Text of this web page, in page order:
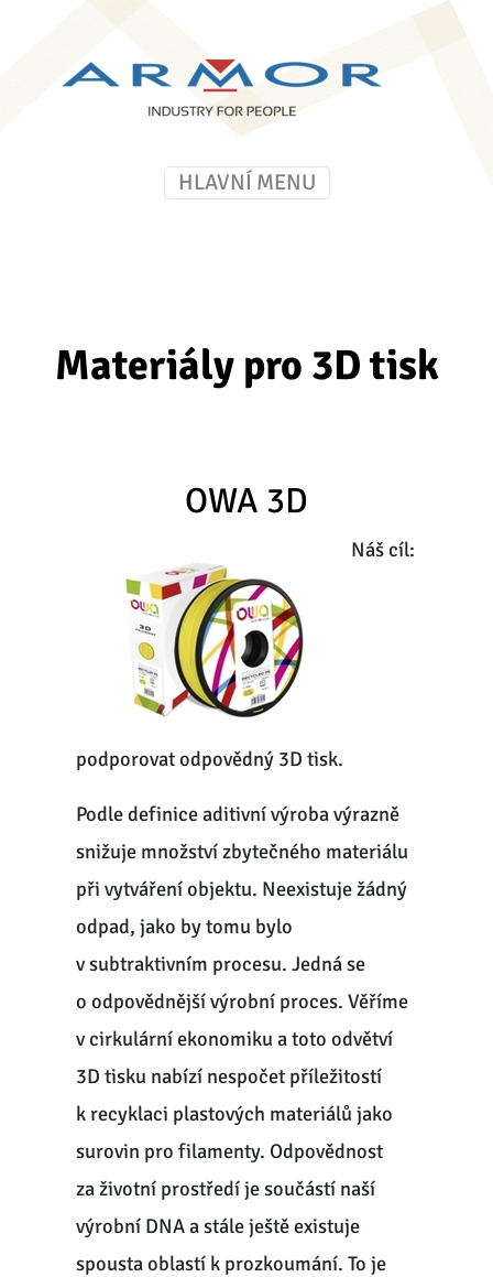
Materiály pro 3D tisk
OWA 3D
Náš cíl:
podporovat odpovědný 3D tisk.
Podle definice aditivní výroba výrazně
snižuje množství zbytečného materiálu
při vytváření objektu. Neexistuje žádný
odpad, jako by tomu bylo
v subtraktivním procesu. Jedná se
o odpovědnější výrobní proces. Věříme
v cirkulární ekonomiku a toto odvětví
3D tisku nabízí nespočet příležitostí
k recyklaci plastových materiálů jako
surovin pro filamenty. Odpovědnost
za životní prostředí je součástí naší
výrobní DNA a stále ještě existuje
spousta oblastí k prozkoumání. To je